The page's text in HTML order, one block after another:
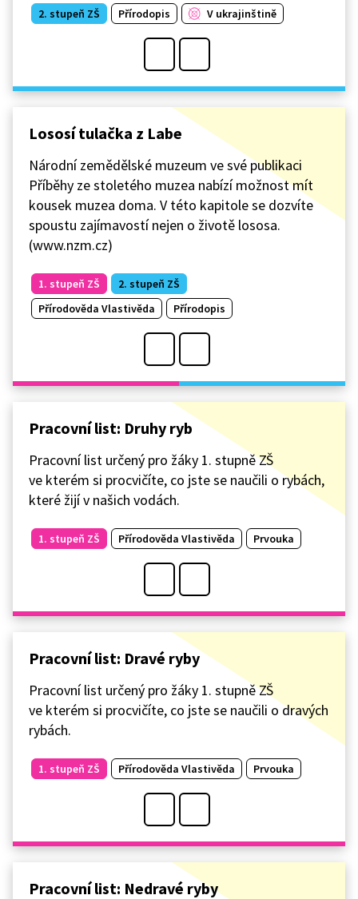
2. stupeň ZŠ Přírodopis V ukrajinštině
Lososí tulačka z Labe
Národní zemědělské muzeum ve své publikaci
Příběhy ze stoletého muzea nabízí možnost mít
kousek muzea doma. V této kapitole se dozvíte
spoustu zajímavostí nejen o životě lososa.
(www.nzm.cz)
1. stupeň ZŠ
2. stupeň ZŠ
Přírodověda Vlastivěda
Přírodopis
Pracovní list: Druhy ryb
Pracovní list určený pro žáky 1. stupně ZŠ
ve kterém si procvičíte, co jste se naučili o rybách,
které žijí v našich vodách.
1. stupeň ZŠ Přírodověda Vlastivěda Prvouka
Pracovní list: Dravé ryby
Pracovní list určený pro žáky 1. stupně ZŠ
ve kterém si procvičíte, co jste se naučili o dravých
rybách.
1. stupeň ZŠ Přírodověda Vlastivěda Prvouka
Pracovní list: Nedravé ryby